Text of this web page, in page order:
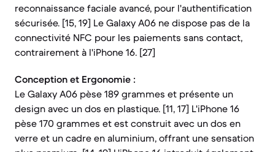
reconnaissance faciale avancé, pour l'authentification
sécurisée. [15, 19] Le Galaxy A06 ne dispose pas de la
connectivité NFC pour les paiements sans contact,
contrairement à l'iPhone 16. [27]
Conception et Ergonomie :
Le Galaxy A06 pèse 189 grammes et présente un
design avec un dos en plastique. [11, 17] L'iPhone 16
pèse 170 grammes et est construit avec un dos en
verre et un cadre en aluminium, offrant une sensation